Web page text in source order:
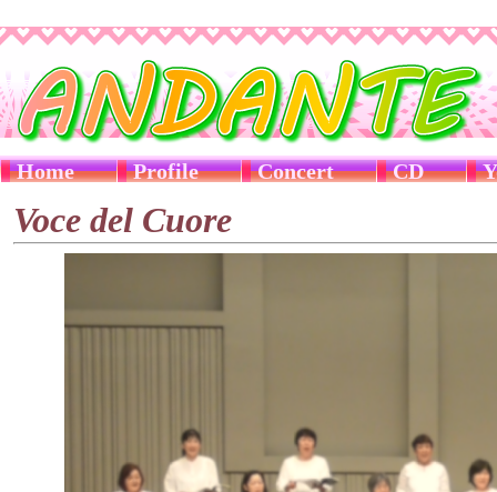
Home Profile Concert CD
Voce del Cuore